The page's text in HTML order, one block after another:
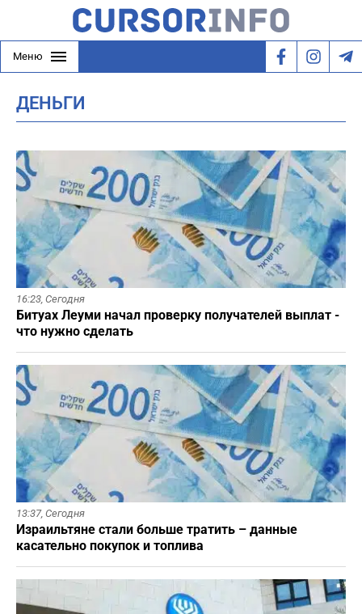
Меню
ДЕНЬГИ
16:23, Сегодня
Битуах Леуми начал проверку получателей выплат -
что нужно сделать
13:37, Сегодня
Израильтяне стали больше тратить – данные
касательно покупок и топлива